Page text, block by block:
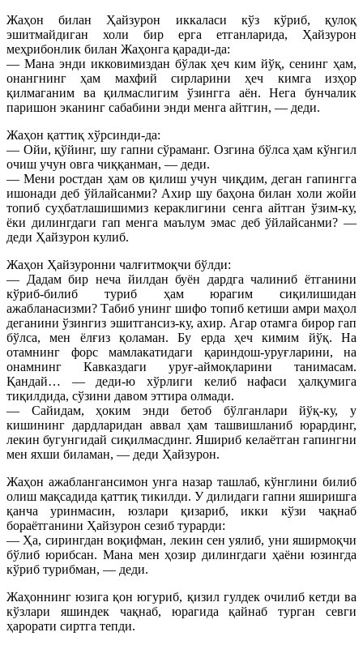
Жаҳон билан Ҳайзурон иккаласи кўз кўриб, қулоқ
эшитмайдиган холи бир ерга етганларида, Ҳайзурон
меҳрибонлик билан Жаҳонга қаради-да:
— Мана энди икковимиздан бўлак ҳеч ким йўқ, сенинг ҳам,
онангнинг ҳам махфий сирларини ҳеч кимга изҳор
қилмаганим ва қилмаслигим ўзингга аён. Нега бунчалик
паришон эканинг сабабини энди менга айтгин, — деди.
Жаҳон қаттиқ хўрсинди-да:
— Ойи, қўйинг, шу гапни сўраманг. Озгина бўлса ҳам кўнгил
очиш учун овга чиққанман, — деди.
— Мени ростдан ҳам ов қилиш учун чиқдим, деган гапингга
ишонади деб ўйлайсанми? Ахир шу баҳона билан холи жойи
топиб суҳбатлашишимиз кераклигини сенга айтган ўзим-ку,
ёки дилингдаги гап менга маълум эмас деб ўйлайсанми? —
деди Ҳайзурон кулиб.
Жаҳон Ҳайзуронни чалғитмоқчи бўлди:
— Дадам бир неча йилдан буён дардга чалиниб ётганини
кўриб-билиб туриб ҳам юрагим сиқилишидан
ажабланасизми? Табиб унинг шифо топиб кетиши амри маҳол
деганини ўзингиз эшитгансиз-ку, ахир. Агар отамга бирор гап
бўлса, мен ёлғиз қоламан. Бу ерда ҳеч кимим йўқ. На
отамнинг форс мамлакатидаги қариндош-уруғларини, на
онамнинг Кавказдаги уруғ-аймоқларини танимасам.
Қандай… — деди-ю хўрлиги келиб нафаси ҳалқумига
тиқилдида, сўзини давом эттира олмади.
— Сайидам, ҳоким энди бетоб бўлганлари йўқ-ку, у
кишининг дардларидан аввал ҳам ташвишланиб юрардинг,
лекин бугунгидай сиқилмасдинг. Яшириб келаётган гапингни
мен яхши биламан, — деди Ҳайзурон.
Жаҳон ажаблангансимон унга назар ташлаб, кўнглини билиб
олиш мақсадида қаттиқ тикилди. У дилидаги гапни яширишга
қанча уринмасин, юзлари қизариб, икки кўзи чақнаб
бораётганини Ҳайзурон сезиб турарди:
— Ҳа, сирингдан воқифман, лекин сен уялиб, уни яширмоқчи
бўлиб юрибсан. Мана мен ҳозир дилингдаги ҳаёни юзингда
кўриб турибман, — деди.
Жаҳоннинг юзига қон югуриб, қизил гулдек очилиб кетди ва
кўзлари яшиндек чақнаб, юрагида қайнаб турган севги
ҳарорати сиртга тепди.